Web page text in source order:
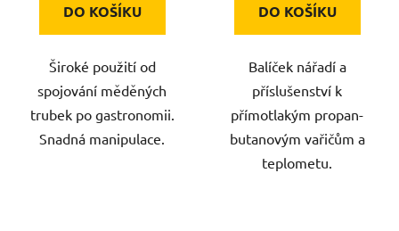
DO KOŠÍKU
Široké použití od
spojování měděných
trubek po gastronomii.
Snadná manipulace.
DO KOŠÍKU
Balíček nářadí a
příslušenství k
přímotlakým propan-
butanovým vařičům a
teplometu.